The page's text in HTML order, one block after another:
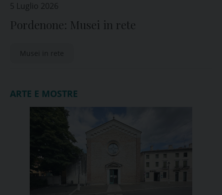
5 Luglio 2026
Pordenone: Musei in rete
Musei in rete
ARTE E MOSTRE